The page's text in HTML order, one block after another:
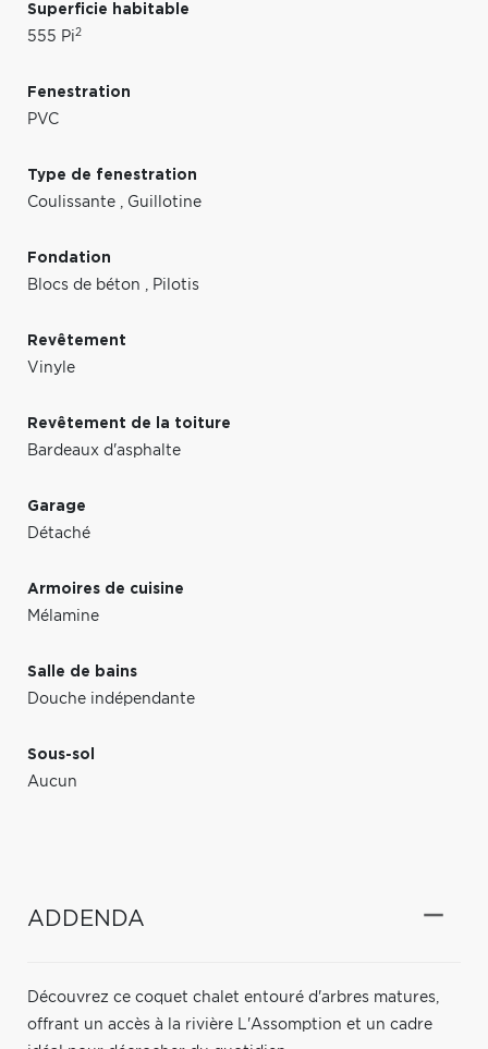
Superficie habitable
555 Pi2
Fenestration
PVC
Type de fenestration
Coulissante , Guillotine
Fondation
Blocs de béton , Pilotis
Revêtement
Vinyle
Revêtement de la toiture
Bardeaux d'asphalte
Garage
Détaché
Armoires de cuisine
Mélamine
Salle de bains
Douche indépendante
Sous-sol
Aucun
ADDENDA
Découvrez ce coquet chalet entouré d'arbres matures,
offrant un accès à la rivière L'Assomption et un cadre